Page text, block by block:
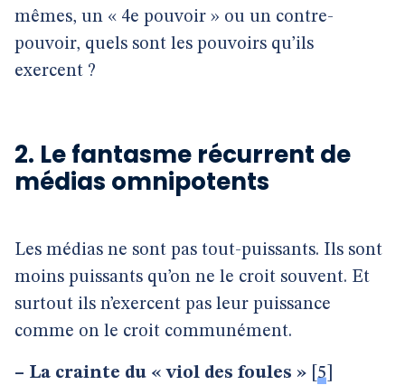
mêmes, un « 4e pouvoir » ou un contre-
pouvoir, quels sont les pouvoirs qu’ils
exercent ?
2. Le fantasme récurrent de
médias omnipotents
Les médias ne sont pas tout-puissants. Ils sont
moins puissants qu’on ne le croit souvent. Et
surtout ils n’exercent pas leur puissance
comme on le croit communément.
– La crainte du « viol des foules » 5